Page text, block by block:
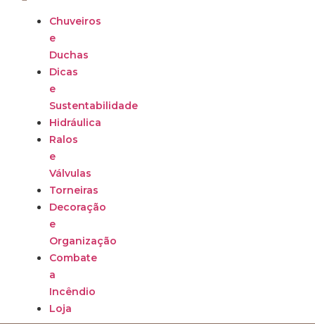
Chuveiros
e
Duchas
Dicas
e
Sustentabilidade
Hidráulica
Ralos
e
Válvulas
Torneiras
Decoração
e
Organização
Combate
a
Incêndio
Loja